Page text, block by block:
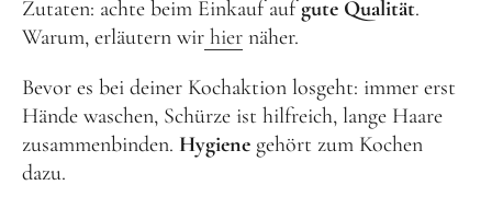
Zutaten: achte beim Einkauf aufgute Qualität.
Warum, erläutern wir hier näher.
Bevor es bei deiner Kochaktion losgeht: immer erst
Hände waschen, Schürze ist hilfreich, lange Haare
zusammenbinden. Hygiene gehört zum Kochen
dazu.